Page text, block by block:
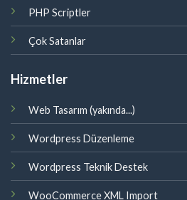
PHP Scriptler
Çok Satanlar
Hizmetler
Web Tasarım (yakında...)
Wordpress Düzenleme
Wordpress Teknik Destek
WooCommerce XML Import